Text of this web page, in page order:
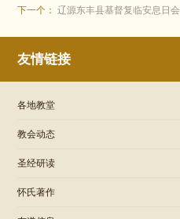
下一个：辽源东丰县基督复临安息日
友情链接
各地教堂
教会动态
圣经研读
怀氏著作